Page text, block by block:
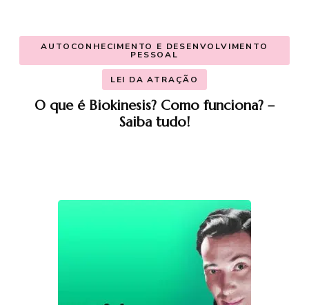
AUTOCONHECIMENTO E DESENVOLVIMENTO
PESSOAL
LEI DA ATRAÇÃO
O que é Biokinesis? Como funciona? –
Saiba tudo!